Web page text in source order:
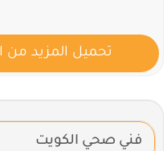
تحميل المزيد من
فني صحي الكويت